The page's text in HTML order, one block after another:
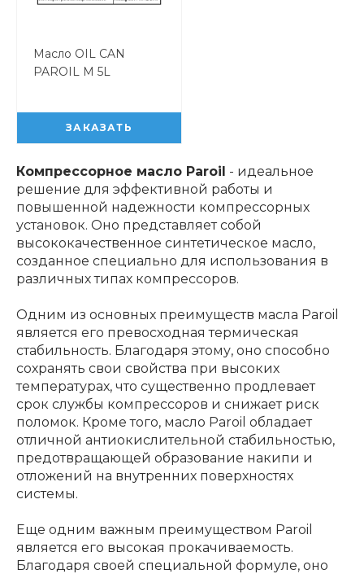
Масло OIL CAN
PAROIL M 5L
ЗАКАЗАТЬ
Компрессорное масло Paroil - идеальное
решение для эффективной работы и
повышенной надежности компрессорных
установок. Оно представляет собой
высококачественное синтетическое масло,
созданное специально для использования в
различных типах компрессоров.
Одним из основных преимуществ масла Paroil
является его превосходная термическая
стабильность. Благодаря этому, оно способно
сохранять свои свойства при высоких
температурах, что существенно продлевает
срок службы компрессоров и снижает риск
поломок. Кроме того, масло Paroil обладает
отличной антиокислительной стабильностью,
предотвращающей образование накипи и
отложений на внутренних поверхностях
системы.
Еще одним важным преимуществом Paroil
является его высокая прокачиваемость.
Благодаря своей специальной формуле, оно